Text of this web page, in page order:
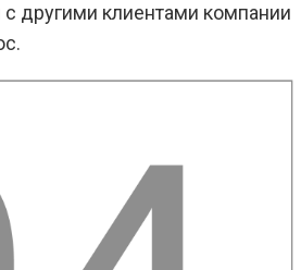
с другими клиентами компании